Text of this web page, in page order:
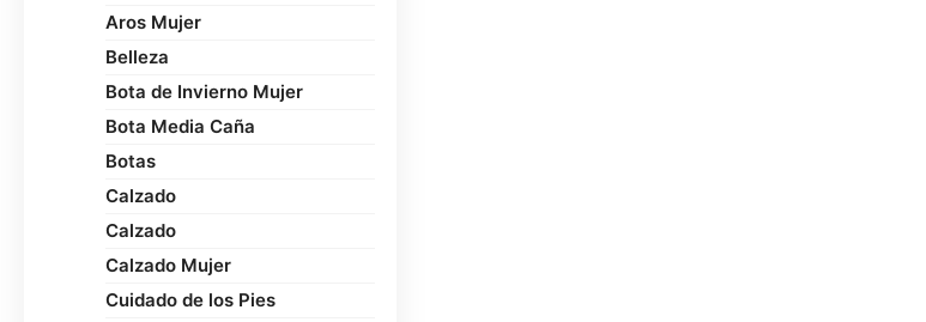
Aros Mujer
Belleza
Bota de Invierno Mujer
Bota Media Caña
Botas
Calzado
Calzado
Calzado Mujer
Cuidado de los Pies